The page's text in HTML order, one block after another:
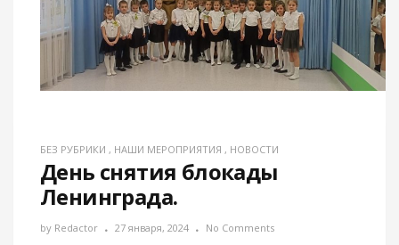
БЕЗ РУБРИКИ , НАШИ МЕРОПРИЯТИЯ , НОВОСТИ
День снятия блокады
Ленинграда.
by Redactor 27 января, 2024 No Comments